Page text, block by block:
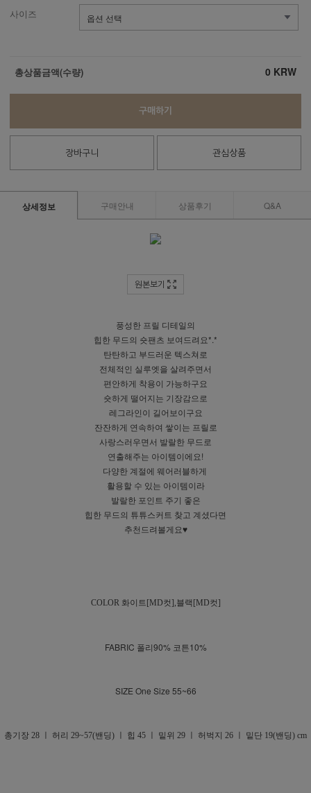
사이즈
총상품금액(수량) 0 KRW
구매하기
장바구니 관심상품
상세정보 구매안내 상품후기 Q&A
원본보기
풍성한 프릴 디테일의
힙한 무드의 숏팬츠 보여드려요*.*
탄탄하고 부드러운 텍스쳐로
전체적인 실루엣을 살려주면서
편안하게 착용이 가능하구요
숏하게 떨어지는 기장감으로
레그라인이 길어보이구요
잔잔하게 연속하여 쌓이는 프릴로
사랑스러우면서 발랄한 무드로
연출해주는 아이템이에요!
다양한 계절에 웨어러블하게
활용할 수 있는 아이템이라
발랄한 포인트 주기 좋은
힙한 무드의 튜튜스커트 찾고 계셨다면
추천드려볼게요♥
COLOR 화이트[MD컷],블랙[MD컷]
FABRIC 폴리90% 코튼10%
SIZE One Size 55~66
총기장 28 ㅣ 허리 29~57(밴딩) ㅣ 힙 45 ㅣ 밑위 29 ㅣ 허벅지 26 ㅣ 밑단 19(밴딩) cm